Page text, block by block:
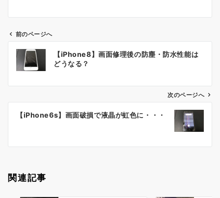
ン
前のページへ
【iPhone8】画面修理後の防塵・防水性能は
どうなる？
次のページへ
【iPhone6s】画面破損で液晶が虹色に・・・
関連記事